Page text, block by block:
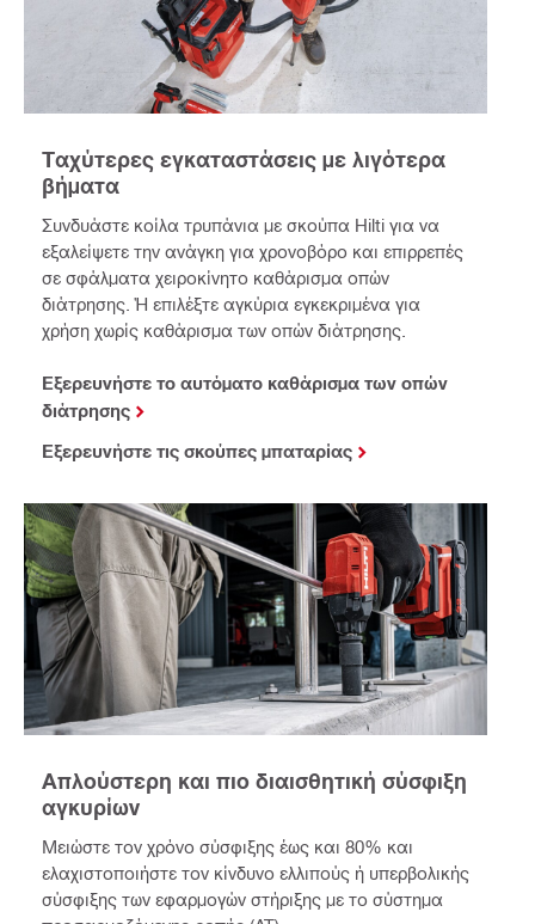
Ταχύτερες εγκαταστάσεις με λιγότερα
βήματα
Συνδυάστε κοίλα τρυπάνια με σκούπα Hilti για να
εξαλείψετε την ανάγκη για χρονοβόρο και επιρρεπές
σε σφάλματα χειροκίνητο καθάρισμα οπών
διάτρησης. Ή επιλέξτε αγκύρια εγκεκριμένα για
χρήση χωρίς καθάρισμα των οπών διάτρησης.
Εξερευνήστε το αυτόματο καθάρισμα των οπών
διάτρησης
Εξερευνήστε τις σκούπες μπαταρίας
Απλούστερη και πιο διαισθητική σύσφιξη
αγκυρίων
Μειώστε τον χρόνο σύσφιξης έως και 80% και
ελαχιστοποιήστε τον κίνδυνο ελλιπούς ή υπερβολικής
σύσφιξης των εφαρμογών στήριξης με το σύστημα